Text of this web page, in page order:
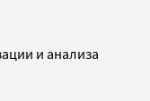
и анализа